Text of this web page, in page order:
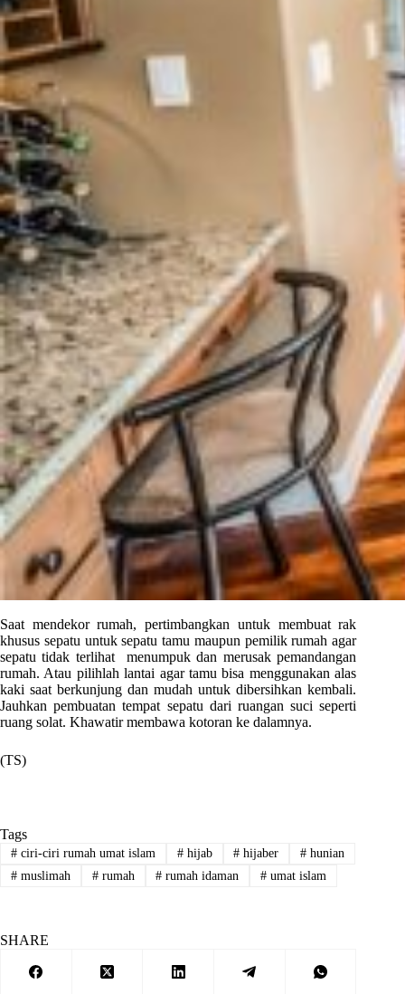
Saat mendekor rumah, pertimbangkan untuk membuat rak
khusus sepatu untuk sepatu tamu maupun pemilik rumah agar
sepatu tidak terlihat menumpuk dan merusak pemandangan
rumah. Atau pilihlah lantai agar tamu bisa menggunakan alas
kaki saat berkunjung dan mudah untuk dibersihkan kembali.
Jauhkan pembuatan tempat sepatu dari ruangan suci seperti
ruang solat. Khawatir membawa kotoran ke dalamnya.
(TS)
Tags
#ciri-ciri rumah umat islam #hijab # hijaber # hunian
#muslimah #rumah # rumah idaman # umat islam
SHARE